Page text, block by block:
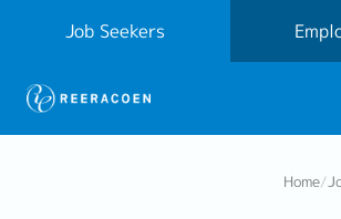
Job Seekers
Home/